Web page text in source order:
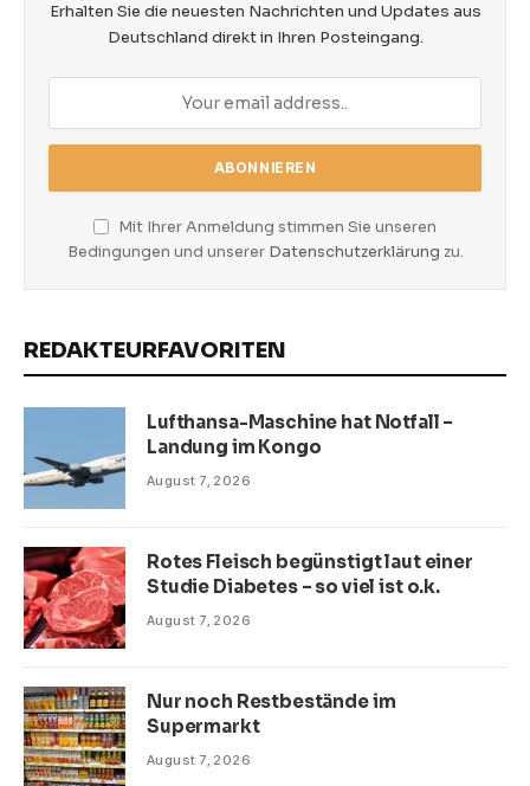
Erhalten Sie die neuesten Nachrichten und Updates aus
Deutschland direkt in Ihren Posteingang.
Mit Ihrer Anmeldung stimmen Sie unseren
Bedingungen und unserer Datenschutzerklärung zu.
REDAKTEURFAVORITEN
Lufthansa-Maschine hat Notfall –
Landung im Kongo
August 7, 2026
Rotes Fleisch begünstigt laut einer
Studie Diabetes – so viel ist o.k.
August 7, 2026
Nur noch Restbestände im
Supermarkt
August 7, 2026